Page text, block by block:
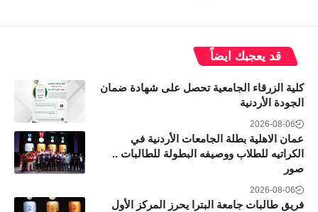
قد يعجبك ايضاً
كلية الزرقاء الجامعية تحصل على شهادة ضمان
الجودة الأردنية
2026-08-06
عمان الاهلية بطلة الجامعات الأردنية في
الكراتيه للطلاب ووصيفه البطولة للطالبات ..
صور
2026-08-06
فريق طالبات جامعة البترا يحرز المركز الأول